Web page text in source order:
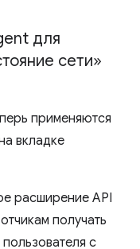
для
сети»
применяются
вкладке
расширение API
получать
с